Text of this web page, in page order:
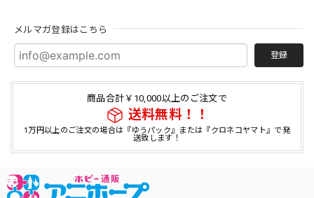
メルマガ登録はこちら
登録
商品合計￥10,000以上のご注文で
送料無料！！
1万円以上のご注文の場合は『ゆうパック』または『クロネコヤマト』で発
送致します！